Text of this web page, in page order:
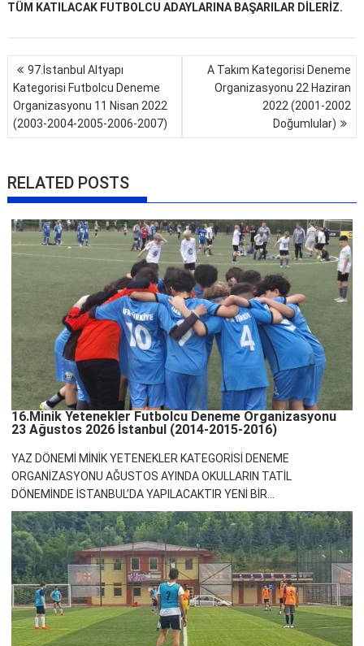
TÜM KATILACAK FUTBOLCU ADAYLARINA BAŞARILAR DİLERİZ.
Yazı
gezinmesi
97.İstanbul Altyapı
Kategorisi Futbolcu Deneme
Organizasyonu 11 Nisan 2022
(2003-2004-2005-2006-2007)
A Takım Kategorisi Deneme
Organizasyonu 22 Haziran
2022 (2001-2002
Doğumlular)
RELATED POSTS
16.Minik Yetenekler Futbolcu Deneme Organizasyonu
23 Ağustos 2026 İstanbul (2014-2015-2016)
YAZ DÖNEMİ MİNİK YETENEKLER KATEGORİSİ DENEME
ORGANİZASYONU AĞUSTOS AYINDA OKULLARIN TATİL
DÖNEMİNDE İSTANBUL’DA YAPILACAKTIR YENİ BİR...